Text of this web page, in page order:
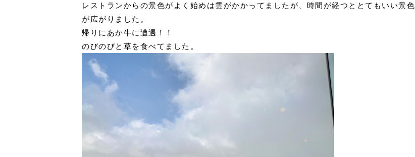
レストランからの景色がよく始めは雲がかかってましたが、時間が経つととてもいい景色
が広がりました。
帰りにあか牛に遭遇！！
のびのびと草を食べてました。